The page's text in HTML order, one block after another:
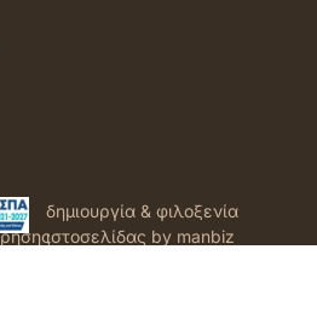
δημιουργία & φιλοξενία
ιστοσελίδας by manbiz